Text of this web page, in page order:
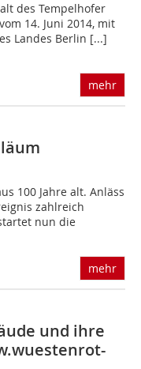
des Tempelhofer
14. Juni 2014, mit
Landes Berlin [...]
mehr
100 Jahre alt. Anläss
zahlreich
nun die
mehr
und ihre